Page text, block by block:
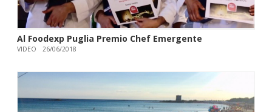
Al Foodexp Puglia Premio Chef Emergente
VIDEO 26/06/2018